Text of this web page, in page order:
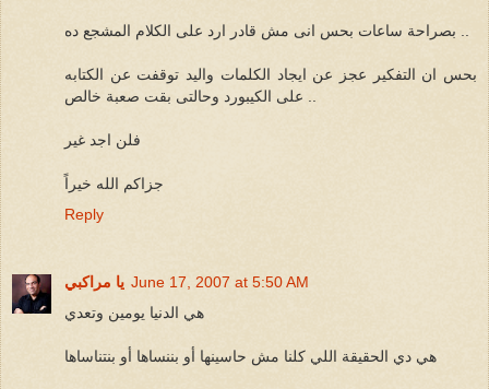
بحس ان التفكير عجز عن ايجاد الكلمات واليد توقفت عن الكتابه
فلن اجد غير
جزاكم الله خيراً
Reply
يا مراكبي June 17, 2007 at 5:50 AM
هي الدنيا يومين وتعدي
هي دي الحقيقة اللي كلنا مش حاسينها أو بننساها أو بنتناساها